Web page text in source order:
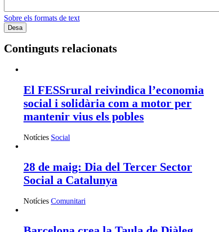
Sobre els formats de text
Continguts relacionats
El FESSrural reivindica l’economia
social i solidària com a motor per
mantenir vius els pobles
Notícies Social
28 de maig: Dia del Tercer Sector
Social a Catalunya
Notícies Comunitari